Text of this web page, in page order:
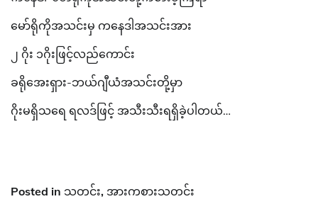
မော်ရိုကိုအသင်းမှ ကနေဒါအသင်းအား
၂ ဂိုး ၁ဂိုးဖြင့်လည်ကောင်း
ခရိုအေးရှား-ဘယ်ဂျီယံအသင်းတို့မှာ
ဂိုးမရှိသရေ ရလဒ်ဖြင့် အသီးသီးရရှိခဲ့ပါတယ်…
Posted in သတင်း, အားကစားသတင်း